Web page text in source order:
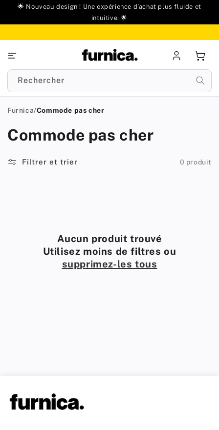
🌟 Nouveau design ! Une expérience d'achat plus fluide et
intuitive. 🌟
connecter
Rechercher
Furnica/Commode pas cher
Commode pas cher
Filtrer et trier 0 produit
Aucun produit trouvé
Utilisez moins de filtres ou
supprimez-les tous